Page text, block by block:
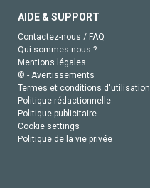
AIDE & SUPPORT
Contactez-nous / FAQ
Qui sommes-nous ?
Mentions légales
© - Avertissements
Termes et conditions d'utilisation
Politique rédactionnelle
Politique publicitaire
Cookie settings
Politique de la vie privée